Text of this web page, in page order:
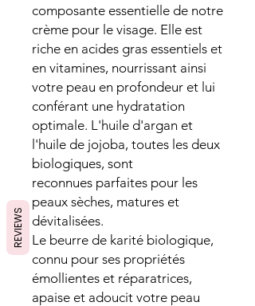
composante essentielle de notre
crème pour le visage. Elle est
riche en acides gras essentiels et
en vitamines, nourrissant ainsi
votre peau en profondeur et lui
conférant une hydratation
optimale. L'huile d'argan et
l'huile de jojoba, toutes les deux
biologiques, sont
reconnues parfaites pour les
peaux sèches, matures et
dévitalisées.
Le beurre de karité biologique,
connu pour ses propriétés
émollientes et réparatrices,
apaise et adoucit votre peau
REVIEWS